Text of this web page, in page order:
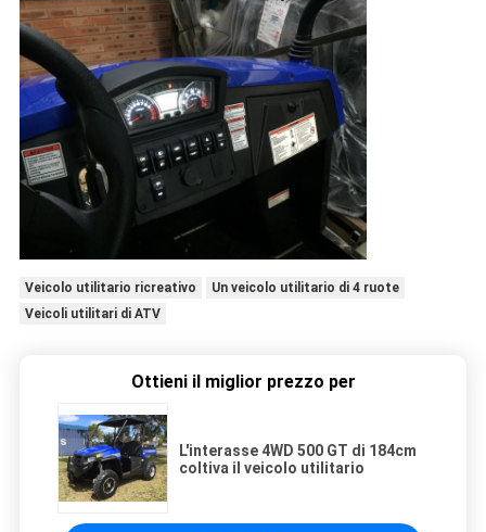
Veicolo utilitario ricreativo
Un veicolo utilitario di 4 ruote
Veicoli utilitari di ATV
Ottieni il miglior prezzo per
L'interasse 4WD 500 GT di 184cm
coltiva il veicolo utilitario